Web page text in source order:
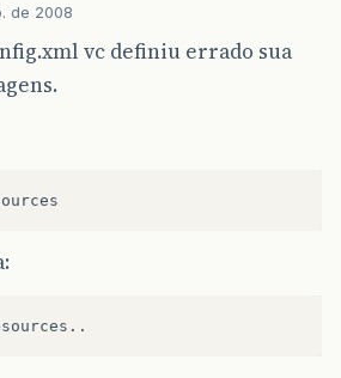
de 2008
vc definiu errado sua
..